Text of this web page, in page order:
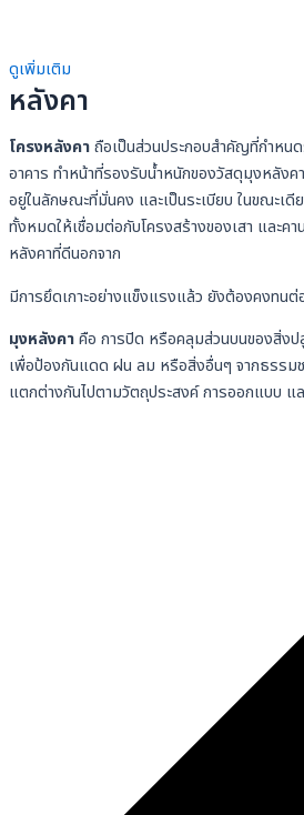
ดูเพิ่มเติม
หลังคา
โครงหลังคาถือเป็นส่วนประกอบสำคัญที่กำหน
อาคาร ทำหน้าที่รองรับน้ำหนักของวัสดุมุงหลังค
อยู่ในลักษณะที่มั่นคง และเป็นระเบียบ ในขณะเ
ทั้งหมดให้เชื่อมต่อกับโครงสร้างของเสา และค
หลังคาที่ดีนอกจาก
มีการยึดเกาะอย่างแข็งแรงแล้ว ยังต้องคงทน
มุงหลังคาคือ การปิด หรือคลุมส่วนบนของสิ่ง
เพื่อป้องกันแดด ฝน ลม หรือสิ่งอื่นๆ จากธรรม
แตกต่างกันไปตามวัตถุประสงค์ การออกแบบ แ